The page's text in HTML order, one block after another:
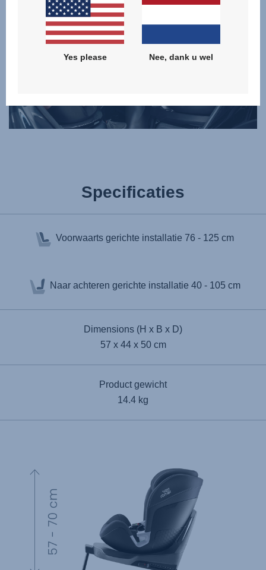
Specificaties
Voorwaarts gerichte installatie 76 - 125 cm
Naar achteren gerichte installatie 40 - 105 cm
Dimensions (H x B x D)
57 x 44 x 50 cm
Product gewicht
14.4 kg
Yes please Nee, dank u wel